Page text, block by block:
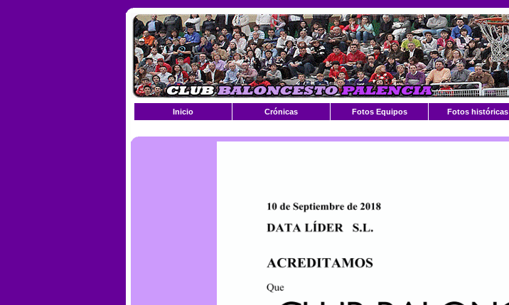
Inicio Crónicas Fotos Equipos Fotos históricas